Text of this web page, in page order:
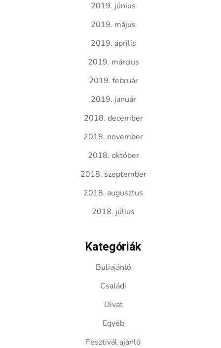
2019. június
2019. május
2019. április
2019. március
2019. február
2019. január
2018. december
2018. november
2018. október
2018. szeptember
2018. augusztus
2018. július
Kategóriák
Buliajánló
Családi
Divat
Egyéb
Fesztivál ajánló